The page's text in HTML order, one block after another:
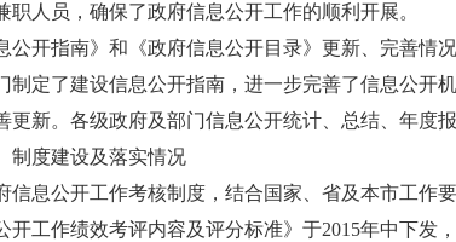
职人员，确保了政府信息公开工作的顺利开展。
开指南》和《政府信息公开目录》更新、完善情
制定了建设信息公开指南，进一步完善了信息公开
更新。各级政府及部门信息公开统计、总结、年度
制度建设及落实情况
信息公开工作考核制度，结合国家、省及本市工作
开工作绩效考评内容及评分标准》于2015年中下发